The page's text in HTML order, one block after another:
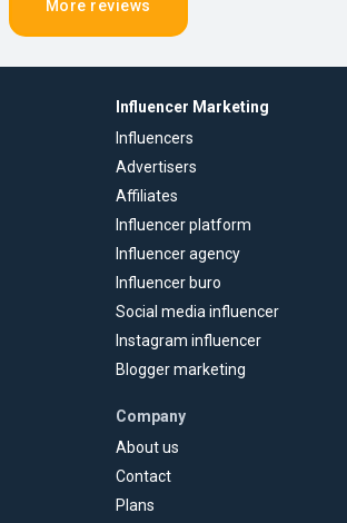
More reviews
Influencer Marketing
Influencers
Advertisers
Affiliates
Influencer platform
Influencer agency
Influencer buro
Social media influencer
Instagram influencer
Blogger marketing
Company
About us
Contact
Plans